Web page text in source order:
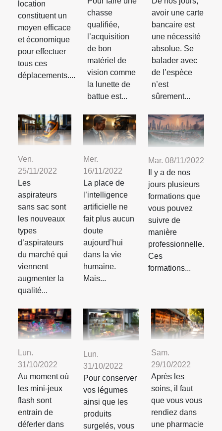
location
constituent un
moyen efficace
et économique
pour effectuer
tous ces
déplacements....
chasse
qualifiée,
l’acquisition
de bon
matériel de
vision comme
la lunette de
battue est...
avoir une carte
bancaire est
une nécessité
absolue. Se
balader avec
de l’espèce
n’est
sûrement...
Ven.
25/11/2022
Les
aspirateurs
sans sac sont
les nouveaux
types
d’aspirateurs
du marché qui
viennent
augmenter la
qualité...
Mer.
16/11/2022
La place de
l’intelligence
artificielle ne
fait plus aucun
doute
aujourd’hui
dans la vie
humaine.
Mais...
Mar. 08/11/2022
Il y a de nos
jours plusieurs
formations que
vous pouvez
suivre de
manière
professionnelle.
Ces
formations...
Lun.
31/10/2022
Au moment où
les mini-jeux
flash sont
entrain de
déferler dans
Lun.
31/10/2022
Pour conserver
vos légumes
ainsi que les
produits
surgelés, vous
Sam.
29/10/2022
Après les
soins, il faut
que vous vous
rendiez dans
une pharmacie